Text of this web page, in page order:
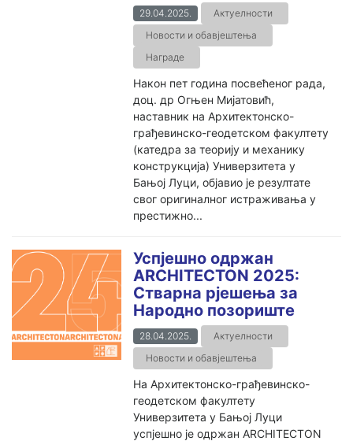
29.04.2025.
Актуелности
Новости и обавјештења
Награде
Након пет година посвећеног рада,
доц. др Огњен Мијатовић,
наставник на Архитектонско-
грађевинско-геодетском факултету
(катедра за теорију и механику
конструкција) Универзитета у
Бањој Луци, објавио је резултате
свог оригиналног истраживања у
престижно...
Успјешно одржан
ARCHITECTON 2025:
Стварна рјешења за
Народно позориште
28.04.2025.
Актуелности
Новости и обавјештења
На Архитектонско-грађевинско-
геодетском факултету
Универзитета у Бањој Луци
успјешно је одржан ARCHITECTON